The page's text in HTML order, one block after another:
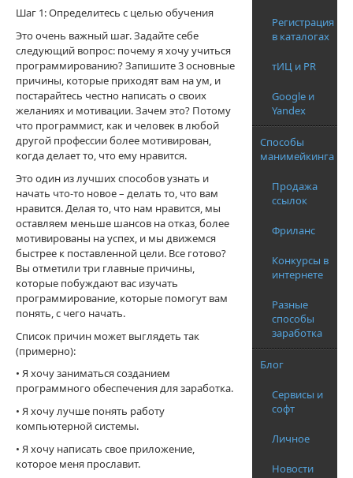
Шаг 1: Определитесь с целью обучения
Это очень важный шаг. Задайте себе
следующий вопрос: почему я хочу учиться
программированию? Запишите 3 основные
причины, которые приходят вам на ум, и
постарайтесь честно написать о своих
желаниях и мотивации. Зачем это? Потому
что программист, как и человек в любой
другой профессии более мотивирован,
когда делает то, что ему нравится.
Это один из лучших способов узнать и
начать что-то новое – делать то, что вам
нравится. Делая то, что нам нравится, мы
оставляем меньше шансов на отказ, более
мотивированы на успех, и мы движемся
быстрее к поставленной цели. Все готово?
Вы отметили три главные причины,
которые побуждают вас изучать
программирование, которые помогут вам
понять, с чего начать.
Список причин может выглядеть так
(примерно):
• Я хочу заниматься созданием
программного обеспечения для заработка.
• Я хочу лучше понять работу
компьютерной системы.
• Я хочу написать свое приложение,
которое меня прославит.
Регистрация
в каталогах
тИЦ и PR
Google и
Yandex
Способы
манимейкинга
Продажа
ссылок
Фриланс
Конкурсы в
интернете
Разные
способы
заработка
Блог
Сервисы и
софт
Личное
Новости